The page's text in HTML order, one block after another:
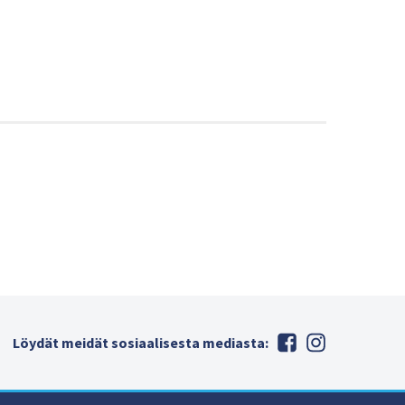
Löydät meidät sosiaalisesta mediasta: